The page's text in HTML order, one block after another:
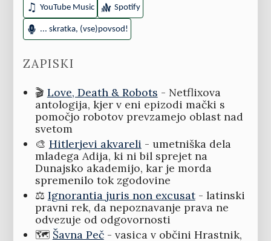
YouTube Music Spotify
... skratka, (vse)povsod!
ZAPISKI
🎬 Love, Death & Robots - Netflixova
antologija, kjer v eni epizodi mački s
pomočjo robotov prevzamejo oblast nad
svetom
🎨 Hitlerjevi akvareli - umetniška dela
mladega Adija, ki ni bil sprejet na
Dunajsko akademijo, kar je morda
spremenilo tok zgodovine
⚖️ Ignorantia juris non excusat- latinski
pravni rek, da nepoznavanje prava ne
odvezuje od odgovornosti
🗺️ Šavna Peč- vasica v občini Hrastnik,